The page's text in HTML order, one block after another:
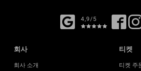
4,9/5
회사
회사 소개
티켓
티켓 주